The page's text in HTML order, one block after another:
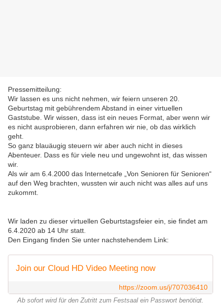
Pressemitteilung:
Wir lassen es uns nicht nehmen, wir feiern unseren 20.
Geburtstag mit gebührendem Abstand in einer virtuellen
Gaststube. Wir wissen, dass ist ein neues Format, aber wenn wir
es nicht ausprobieren, dann erfahren wir nie, ob das wirklich
geht.
So ganz blauäugig steuern wir aber auch nicht in dieses
Abenteuer. Dass es für viele neu und ungewohnt ist, das wissen
wir.
Als wir am 6.4.2000 das Internetcafe „Von Senioren für Senioren“
auf den Weg brachten, wussten wir auch nicht was alles auf uns
zukommt.
Wir laden zu dieser virtuellen Geburtstagsfeier ein, sie findet am
6.4.2020 ab 14 Uhr statt.
Den Eingang finden Sie unter nachstehendem Link:
Join our Cloud HD Video Meeting now
https://zoom.us/j/707036410
Ab sofort wird für den Zutritt zum Festsaal ein Passwort benötigt.